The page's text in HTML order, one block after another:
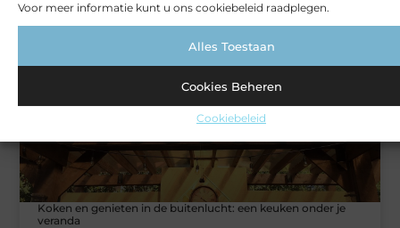
Voor meer informatie kunt u ons cookiebeleid raadplegen.
Alles Toestaan
Cookies Beheren
Cookiebeleid
Koken en genieten in de buitenlucht: een keuken onder je
veranda